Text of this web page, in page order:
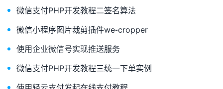
微信支付PHP开发教程二签名算法
微信小程序图片裁剪插件we-cropper
使用企业微信号实现推送服务
微信支付PHP开发教程三统一下单实例